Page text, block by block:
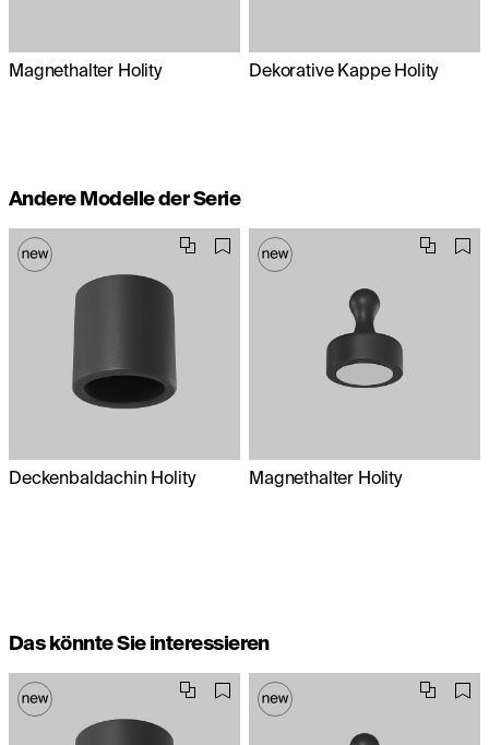
Magnethalter Holity Dekorative Kappe Holity
Andere Modelle der Serie
Deckenbaldachin Holity Magnethalter Holity
Das könnte Sie interessieren